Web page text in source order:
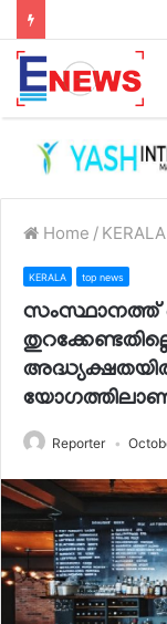
Home / KERALA
KERALA top news
സംസ്ഥാനത്ത്
Reporter